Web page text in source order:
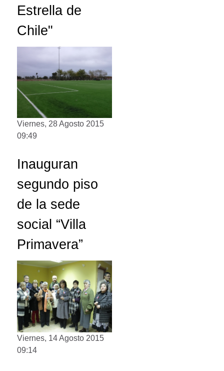
Estrella de
Chile"
Viernes, 28 Agosto 2015
09:49
Inauguran
segundo piso
de la sede
social “Villa
Primavera”
Viernes, 14 Agosto 2015
09:14